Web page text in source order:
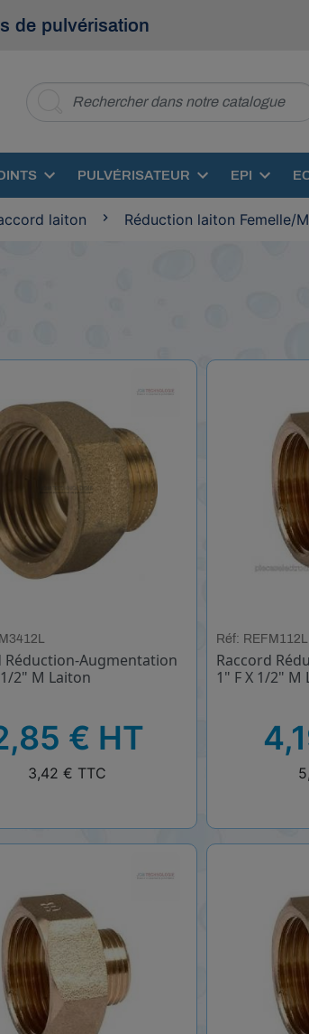
de pulvérisation
PULVÉRISATEUR EPI
laiton Réduction laiton Femelle/
Réduction-Augmentation
2" M Laiton
€ HT
3,42 € TTC
Réf: REFM112L
Raccord
1" F X 1/2" M